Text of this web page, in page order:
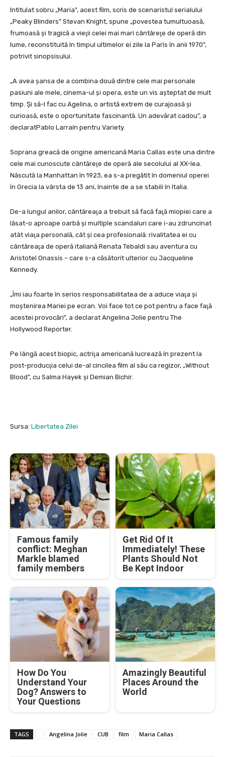
Intitulat sobru „Maria”, acest film, scris de scenaristul serialului
„Peaky Blinders” Stevan Knight, spune „povestea tumultuoasă,
frumoasă şi tragică a vieţii celei mai mari cântăreţe de operă din
lume, reconstituită în timpul ultimelor ei zile la Paris în anii 1970”,
potrivit sinopsisului.
„A avea şansa de a combina două dintre cele mai personale
pasiuni ale mele, cinema-ul şi opera, este un vis aşteptat de mult
timp. Şi să-l fac cu Agelina, o artistă extrem de curajoasă şi
curioasă, este o oportunitate fascinantă. Un adevărat cadou”, a
declaratPablo Larraín pentru Variety.
Soprana greacă de origine americană Maria Callas este una dintre
cele mai cunoscute cântăreţe de operă ale secolului al XX-lea.
Născută la Manhattan în 1923, ea s-a pregătit în domeniul operei
în Grecia la vârsta de 13 ani, înainte de a se stabili în Italia.
De-a lungul anilor, cântăreaţa a trebuit să facă faţă miopiei care a
lăsat-o aproape oarbă şi multiple scandaluri care i-au zdruncinat
atât viaţa personală, cât şi cea profesională: rivalitatea ei cu
cântăreaţa de operă italiană Renata Tebaldi sau aventura cu
Aristotel Onassis – care s-a căsătorit ulterior cu Jacqueline
Kennedy.
„Îmi iau foarte în serios responsabilitatea de a aduce viaţa şi
moştenirea Mariei pe ecran. Voi face tot ce pot pentru a face faţă
acestei provocări”, a declarat Angelina Jolie pentru The
Hollywood Reporter.
Pe lângă acest biopic, actriţa americană lucrează în prezent la
post-producţia celui de-al cincilea film al său ca regizor, „Without
Blood”, cu Salma Hayek şi Demian Bichir.
Sursa: Libertatea Zilei
Famous family
conflict: Meghan
Markle blamed
family members
Get Rid Of It
Immediately! These
Plants Should Not
Be Kept Indoor
How Do You
Understand Your
Dog? Answers to
Your Questions
Amazingly Beautiful
Places Around the
World
TAGS Angelina Jolie CUB film Maria Callas